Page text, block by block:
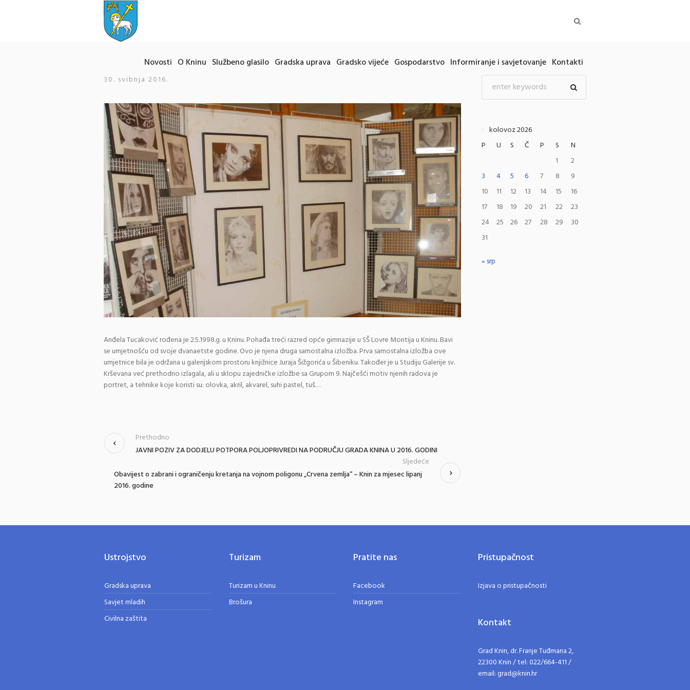
Novosti O Kninu Službeno glasilo Gradska uprava Gradsko vijeće Gospodarstvo Informiranje i savjetovanje Kontakti
30. svibnja 2016.
Anđela Tucaković rođena je 2.5.1998.g. u Kninu. Pohađa treći razred opće gimnazije u SŠ Lovre Montija u Kninu. Bavi
se umjetnošću od svoje dvanaetste godine. Ovo je njena druga samostalna izložba. Prva samostalna izložba ove
umjetnice bila je održana u galerijskom prostoru knjižnice Juraja Šižgorića u Šibeniku. Također je u Studiju Galerije sv.
Krševana već prethodno izlagala, ali u sklopu zajedničke izložbe sa Grupom 9. Najčešći motiv njenih radova je
portret, a tehnike koje koristi su: olovka, akril, akvarel, suhi pastel, tuš…
JAVNI POZIV ZA DODJELU POTPORA POLJOPRIVREDI NA PODRUČJU GRADA KNINA U 2016. GODINI
Prethodno
Obavijest o zabrani i ograničenju kretanja na vojnom poligonu „Crvena zemlja“ – Knin za mjesec lipanj
2016. godine
Sljedeće
kolovoz 2026
P
U S Č P S
N
1
2
3
4 5 6 7 8
9
10
11 12 13 14 15
16
17
18 19 20 21 22
23
24
25 26 27 28 29
30
31
« srp
Ustrojstvo
Gradska uprava
Savjet mladih
Civilna zaštita
Turizam
Turizam u Kninu
Brošura
Pratite nas
Facebook
Instagram
Pristupačnost
Izjava o pristupačnosti
Kontakt
Grad Knin, dr. Franje Tuđmana 2,
22300 Knin / tel: 022/664-411 /
email: grad@knin.hr